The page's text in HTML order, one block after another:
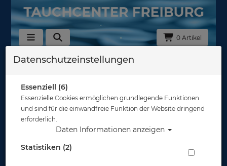
0 Artikel
Zurück
Datenschutzeinstellungen
Essenziell (6)
Essenzielle Cookies ermöglichen grundlegende Funktionen
und sind für die einwandfreie Funktion der Website dringend
erforderlich.
Daten Informationen anzeigen
Statistiken (2)